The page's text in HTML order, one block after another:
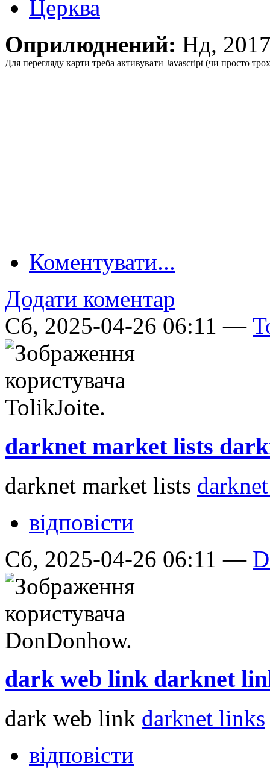
Церква
Оприлюднений: Нд,
Для перегляду карти треба активувати Javascript (чи просто
Коментувати...
Додати коментар
Сб, 2025-04-26 06:11 —
darknet market lists
darknet market lists
відповісти
Сб, 2025-04-26 06:11 —
dark web link darknet
dark web link darknet links
відповісти